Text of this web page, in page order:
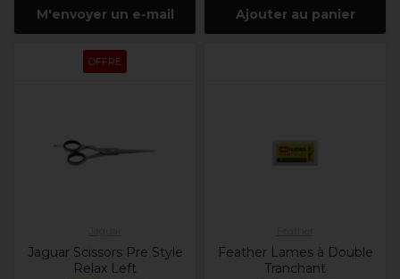
M'envoyer un e-mail Ajouter au panier
OFFRE
Jaguar Scissors Pre Style
Relax Left
Feather Lames à Double
Tranchant